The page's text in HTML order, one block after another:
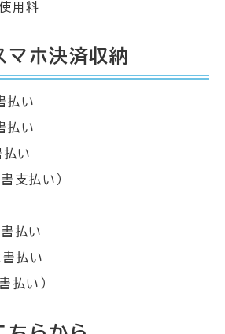
用料
マホ決済収納
払い
払い
い
支払い）
払い
払い
払い）